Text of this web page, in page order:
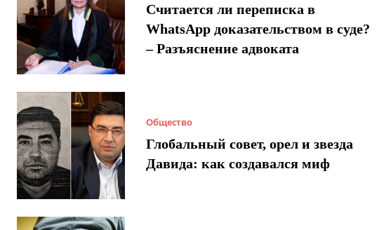
Считается ли переписка в
WhatsApp доказательством в суде?
– Разъяснение адвоката
Общество
Глобальный совет, орел и звезда
Давида: как создавался миф